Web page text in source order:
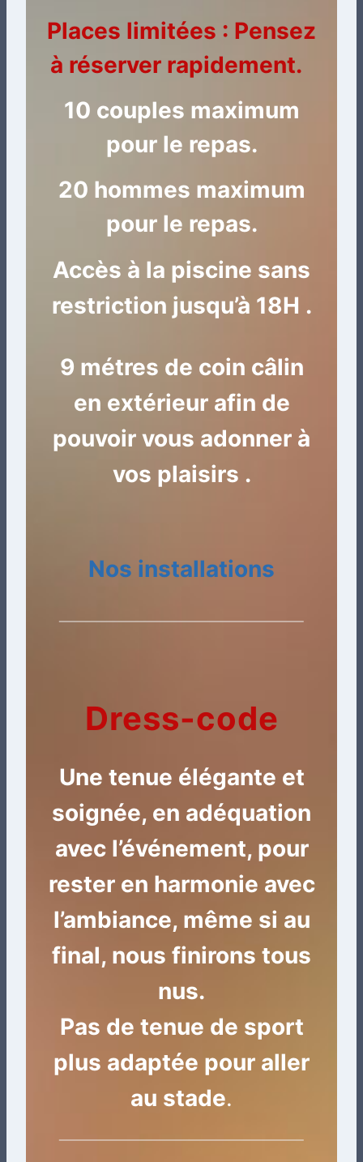
Places limitées : Pensez
à réserver rapidement.
10 couples maximum
pour le repas.
20 hommes maximum
pour le repas.
Accès à la piscine sans
restriction jusqu’à 18H .
9 métres de coin câlin
en extérieur afin de
pouvoir vous adonner à
vos plaisirs .
Nos installations
Dress-code
Une tenue élégante et
soignée, en adéquation
avec l’événement, pour
rester en harmonie avec
l’ambiance, même si au
final, nous finirons tous
nus.
Pas de tenue de sport
plus adaptée pour aller
au stade.